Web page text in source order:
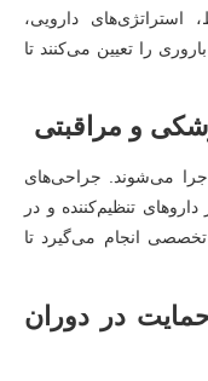
دارویی،
را تعیین می‌کنند تا
و مراقبتی
می‌شوند. جراحی‌های
تنظیم‌کننده و در
تخصصی انجام می‌گیرد تا
در دوران